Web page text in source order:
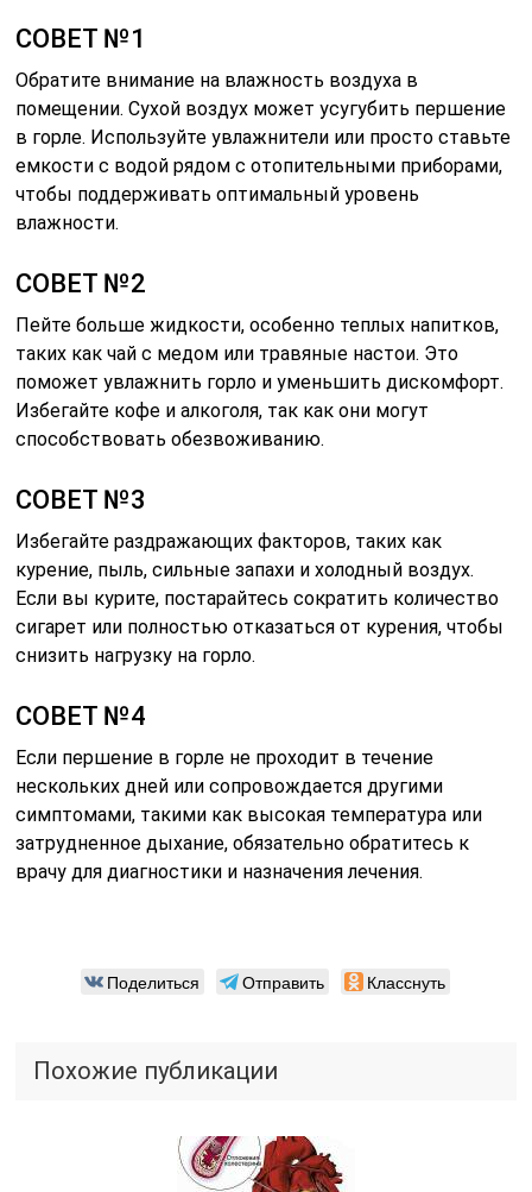
СОВЕТ №1
Обратите внимание на влажность воздуха в
помещении. Сухой воздух может усугубить першение
в горле. Используйте увлажнители или просто ставьте
емкости с водой рядом с отопительными приборами,
чтобы поддерживать оптимальный уровень
влажности.
СОВЕТ №2
Пейте больше жидкости, особенно теплых напитков,
таких как чай с медом или травяные настои. Это
поможет увлажнить горло и уменьшить дискомфорт.
Избегайте кофе и алкоголя, так как они могут
способствовать обезвоживанию.
СОВЕТ №3
Избегайте раздражающих факторов, таких как
курение, пыль, сильные запахи и холодный воздух.
Если вы курите, постарайтесь сократить количество
сигарет или полностью отказаться от курения, чтобы
снизить нагрузку на горло.
СОВЕТ №4
Если першение в горле не проходит в течение
нескольких дней или сопровождается другими
симптомами, такими как высокая температура или
затрудненное дыхание, обязательно обратитесь к
врачу для диагностики и назначения лечения.
Поделиться Отправить Класснуть
Похожие публикации